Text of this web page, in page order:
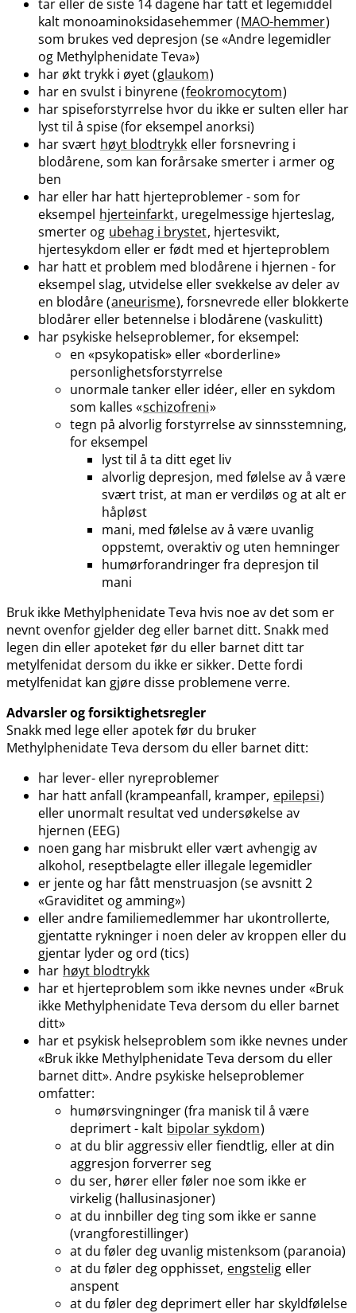
tar eller de siste 14 dagene har tatt et legemiddel
kalt monoaminoksidasehemmer (MAO-hemmer)
som brukes ved depresjon (se «Andre legemidler
og Methylphenidate Teva»)
har økt trykk i øyet (glaukom)
har en svulst i binyrene (feokromocytom)
har spiseforstyrrelse hvor du ikke er sulten eller har
lyst til å spise (for eksempel anorksi)
har svært høyt blodtrykk eller forsnevring i
blodårene, som kan forårsake smerter i armer og
ben
har eller har hatt hjerteproblemer - som for
eksempel hjerteinfarkt, uregelmessige hjerteslag,
smerter og ubehag i brystet, hjertesvikt,
hjertesykdom eller er født med et hjerteproblem
har hatt et problem med blodårene i hjernen - for
eksempel slag, utvidelse eller svekkelse av deler av
en blodåre (aneurisme), forsnevrede eller blokkerte
blodårer eller betennelse i blodårene (vaskulitt)
har psykiske helseproblemer, for eksempel:
en «psykopatisk» eller «borderline»
personlighetsforstyrrelse
unormale tanker eller idéer, eller en sykdom
som kalles «schizofreni»
tegn på alvorlig forstyrrelse av sinnsstemning,
for eksempel
lyst til å ta ditt eget liv
alvorlig depresjon, med følelse av å være
svært trist, at man er verdiløs og at alt er
håpløst
mani, med følelse av å være uvanlig
oppstemt, overaktiv og uten hemninger
humørforandringer fra depresjon til
mani
Bruk ikke Methylphenidate Teva hvis noe av det som er
nevnt ovenfor gjelder deg eller barnet ditt. Snakk med
legen din eller apoteket før du eller barnet ditt tar
metylfenidat dersom du ikke er sikker. Dette fordi
metylfenidat kan gjøre disse problemene verre.
Advarsler og forsiktighetsregler
Snakk med lege eller apotek før du bruker
Methylphenidate Teva dersom du eller barnet ditt:
har lever- eller nyreproblemer
har hatt anfall (krampeanfall, kramper, epilepsi)
eller unormalt resultat ved undersøkelse av
hjernen (EEG)
noen gang har misbrukt eller vært avhengig av
alkohol, reseptbelagte eller illegale legemidler
er jente og har fått menstruasjon (se avsnitt 2
«Graviditet og amming»)
eller andre familiemedlemmer har ukontrollerte,
gjentatte rykninger i noen deler av kroppen eller du
gjentar lyder og ord (tics)
har høyt blodtrykk
har et hjerteproblem som ikke nevnes under «Bruk
ikke Methylphenidate Teva dersom du eller barnet
ditt»
har et psykisk helseproblem som ikke nevnes under
«Bruk ikke Methylphenidate Teva dersom du eller
barnet ditt». Andre psykiske helseproblemer
omfatter:
humørsvingninger (fra manisk til å være
deprimert - kalt bipolar sykdom)
at du blir aggressiv eller fiendtlig, eller at din
aggresjon forverrer seg
du ser, hører eller føler noe som ikke er
virkelig (hallusinasjoner)
at du innbiller deg ting som ikke er sanne
(vrangforestillinger)
at du føler deg uvanlig mistenksom (paranoia)
at du føler deg opphisset, engstelig eller
anspent
at du føler deg deprimert eller har skyldfølelse